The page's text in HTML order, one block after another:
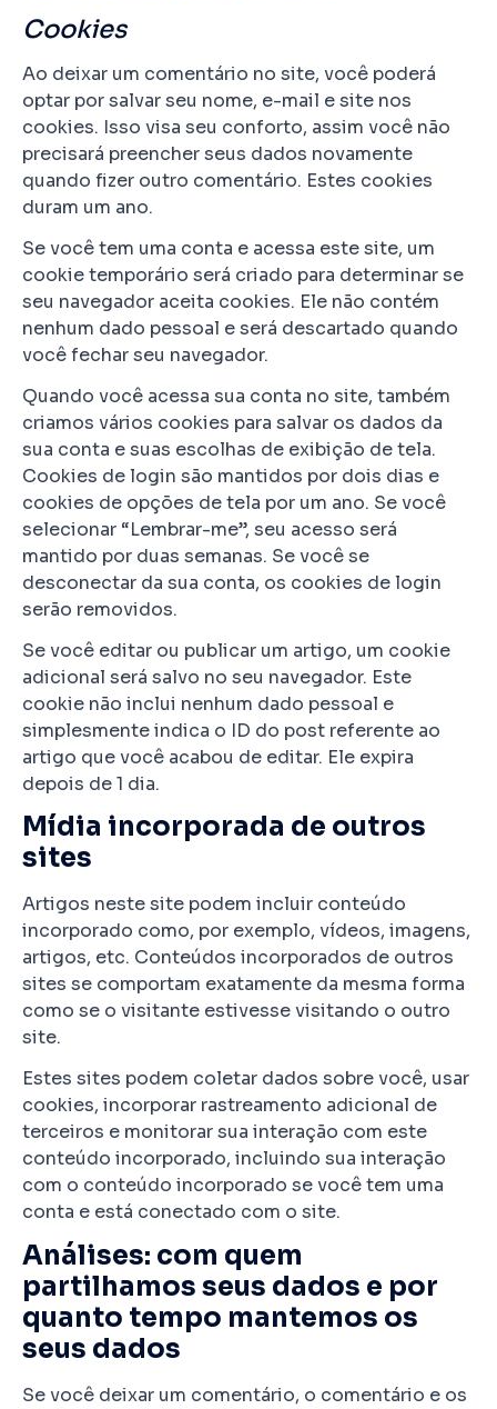
Cookies
Ao deixar um comentário no site, você poderá
optar por salvar seu nome, e-mail e site nos
cookies. Isso visa seu conforto, assim você não
precisará preencher seus dados novamente
quando fizer outro comentário. Estes cookies
duram um ano.
Se você tem uma conta e acessa este site, um
cookie temporário será criado para determinar se
seu navegador aceita cookies. Ele não contém
nenhum dado pessoal e será descartado quando
você fechar seu navegador.
Quando você acessa sua conta no site, também
criamos vários cookies para salvar os dados da
sua conta e suas escolhas de exibição de tela.
Cookies de login são mantidos por dois dias e
cookies de opções de tela por um ano. Se você
selecionar “Lembrar-me”, seu acesso será
mantido por duas semanas. Se você se
desconectar da sua conta, os cookies de login
serão removidos.
Se você editar ou publicar um artigo, um cookie
adicional será salvo no seu navegador. Este
cookie não inclui nenhum dado pessoal e
simplesmente indica o ID do post referente ao
artigo que você acabou de editar. Ele expira
depois de 1 dia.
Mídia incorporada de outros
sites
Artigos neste site podem incluir conteúdo
incorporado como, por exemplo, vídeos, imagens,
artigos, etc. Conteúdos incorporados de outros
sites se comportam exatamente da mesma forma
como se o visitante estivesse visitando o outro
site.
Estes sites podem coletar dados sobre você, usar
cookies, incorporar rastreamento adicional de
terceiros e monitorar sua interação com este
conteúdo incorporado, incluindo sua interação
com o conteúdo incorporado se você tem uma
conta e está conectado com o site.
Análises: com quem
partilhamos seus dados e por
quanto tempo mantemos os
seus dados
Se você deixar um comentário, o comentário e os